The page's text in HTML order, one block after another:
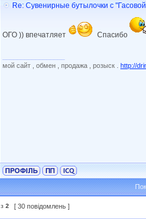
Re: Сувенирные бутылочки с
ОГО )) впечатляет Спасибо
мой сайт , обмен , продажа , розыск .
http://
з 2 [ 30 повідомлень ]